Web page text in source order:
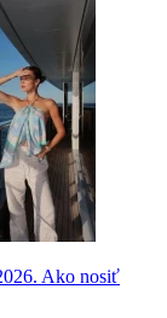
Ako nosiť